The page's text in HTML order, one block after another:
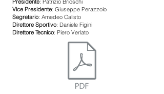
Presidente: Patrizio Brioschi
Vice Presidente: Giuseppe Perazzolo
Segretario: Amedeo Calisto
Direttore Sportivo: Daniele Figini
Direttore Tecnico: Piero Verlato